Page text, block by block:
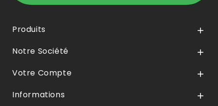
Produits 
Notre Société 
Votre Compte 
Informations 